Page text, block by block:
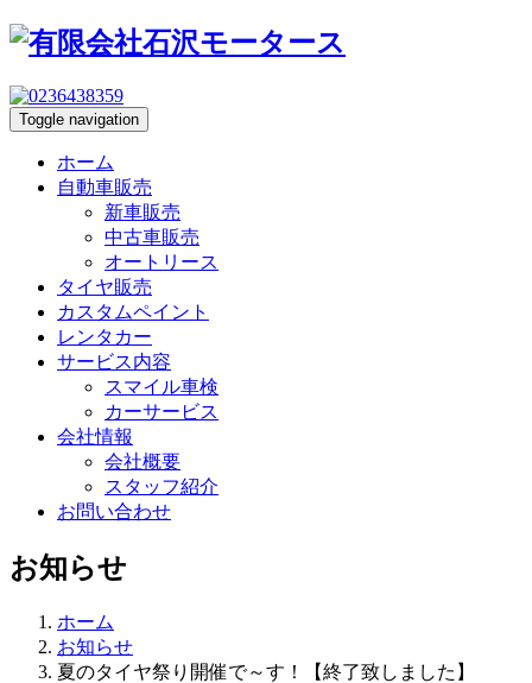
Toggle navigation
ホーム
自動車販売
新車販売
中古車販売
オートリース
タイヤ販売
カスタムペイント
レンタカー
サービス内容
スマイル車検
カーサービス
会社情報
会社概要
スタッフ紹介
お問い合わせ
お知らせ
ホーム
お知らせ
夏のタイヤ祭り開催で～す！【終了致しました】